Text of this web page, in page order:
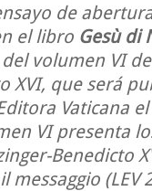
de
el libro Gesù di
volumen VI
XVI, que será
Vaticana
VI presenta
Benedicto
(LEV